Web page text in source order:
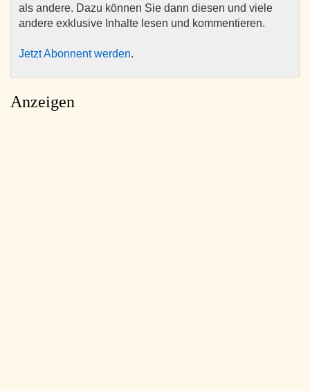
als andere. Dazu können Sie dann diesen und viele
andere exklusive Inhalte lesen und kommentieren.
Jetzt Abonnent werden.
Anzeigen